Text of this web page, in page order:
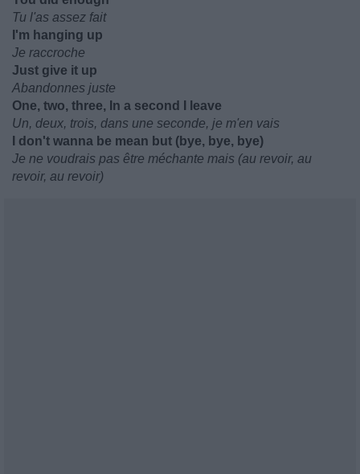
Tu l'as assez fait
I'm hanging up
Je raccroche
Just give it up
Abandonnes juste
One, two, three, In a second I leave
Un, deux, trois, dans une seconde, je m'en vais
I don't wanna be mean but (bye, bye, bye)
Je ne voudrais pas être méchante mais (au revoir, au
revoir, au revoir)